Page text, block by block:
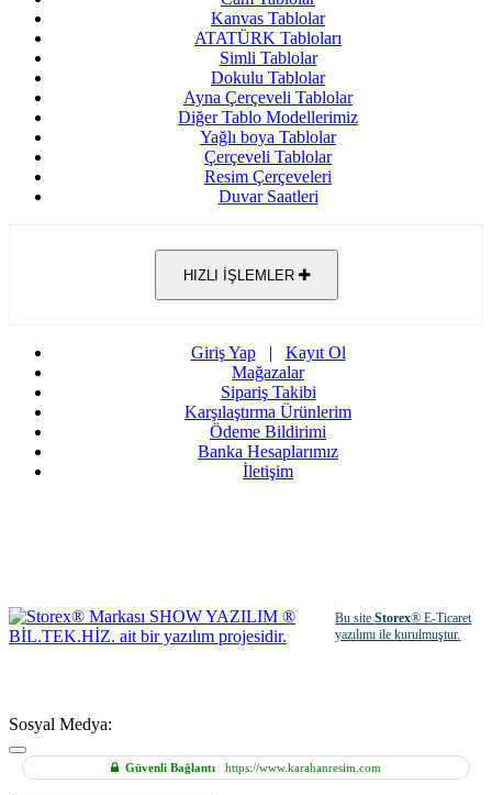
Kanvas Tablolar
ATATÜRK Tabloları
Simli Tablolar
Dokulu Tablolar
Ayna Çerçeveli Tablolar
Diğer Tablo Modellerimiz
Yağlı boya Tablolar
Çerçeveli Tablolar
Resim Çerçeveleri
Duvar Saatleri
HIZLI İŞLEMLER
Giriş Yap| Kayıt Ol
Mağazalar
Sipariş Takibi
Karşılaştırma Ürünlerim
Ödeme Bildirimi
Banka Hesaplarımız
İletişim
Bu siteStorex® E-Ticaret
yazılımı ile kurulmuştur.
Sosyal Medya:
Güvenli Bağlantı https://www.karahanresim.com